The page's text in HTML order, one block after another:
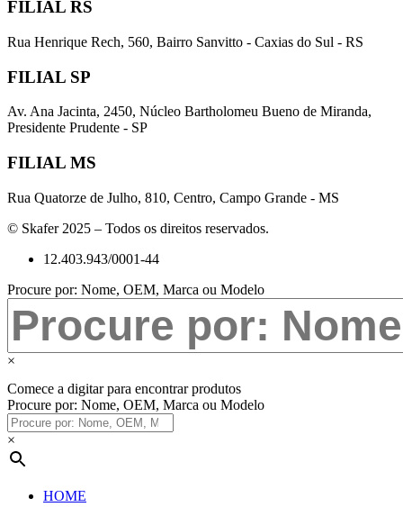
FILIAL RS
Rua Henrique Rech, 560, Bairro Sanvitto - Caxias do Sul - RS
FILIAL SP
Av. Ana Jacinta, 2450, Núcleo Bartholomeu Bueno de Miranda,
Presidente Prudente - SP
FILIAL MS
Rua Quatorze de Julho, 810, Centro, Campo Grande - MS
© Skafer 2025 – Todos os direitos reservados.
12.403.943/0001-44
Procure por: Nome, OEM, Marca ou Modelo
×
Comece a digitar para encontrar produtos
Procure por: Nome, OEM, Marca ou Modelo
×
HOME